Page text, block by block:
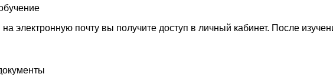
электронную почту вы получите доступ в личный кабинет. После